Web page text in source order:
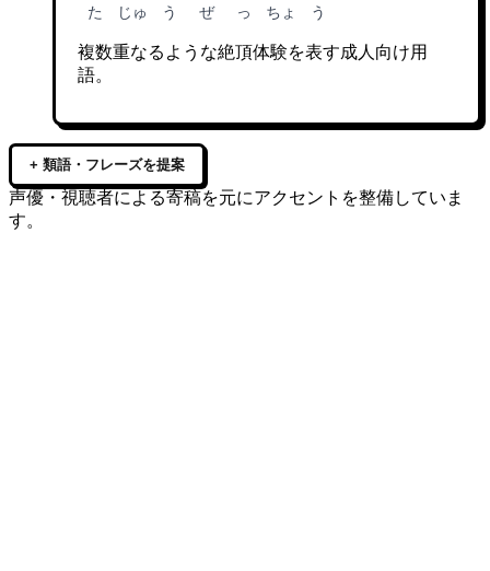
た じゅ う ぜ っ ちょ う
複数重なるような絶頂体験を表す成人向け用
語。
+ 類語・フレーズを提案
声優・視聴者による寄稿を元にアクセントを整備していま
す。